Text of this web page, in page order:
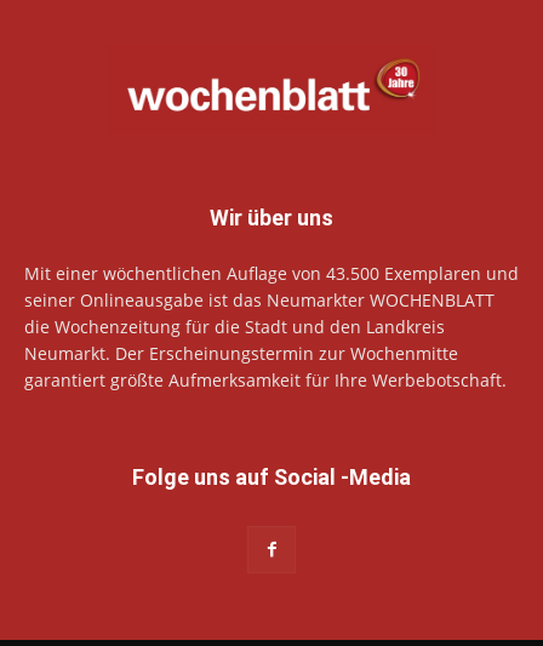
Wir über uns
Mit einer wöchentlichen Auflage von 43.500 Exemplaren und
seiner Onlineausgabe ist das Neumarkter WOCHENBLATT
die Wochenzeitung für die Stadt und den Landkreis
Neumarkt. Der Erscheinungstermin zur Wochenmitte
garantiert größte Aufmerksamkeit für Ihre Werbebotschaft.
Folge uns auf Social -Media